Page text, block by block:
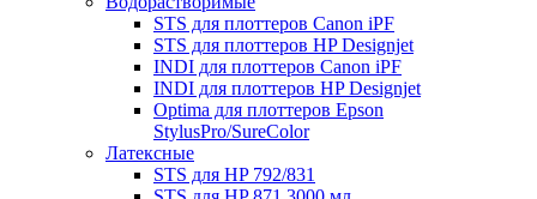
STS для плоттеров Canon iPF
STS для плоттеров HP Designjet
INDI для плоттеров Canon iPF
INDI для плоттеров HP Designjet
Optima для плоттеров Epson
StylusPro/SureColor
Латексные
STS для HP 792/831